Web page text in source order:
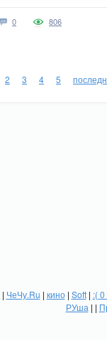
0 806
2 3 4 5
| ЧеЧу.Ru | кино| Soft| :(
РУша | |